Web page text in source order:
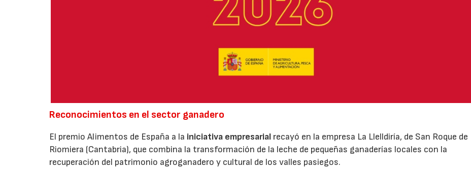
Reconocimientos en el sector ganadero
El premio Alimentos de España a la iniciativa empresarial recayó en la empresa La Llelldiría, de San Roque de
Riomiera (Cantabria), que combina la transformación de la leche de pequeñas ganaderías locales con la
recuperación del patrimonio agroganadero y cultural de los valles pasiegos.